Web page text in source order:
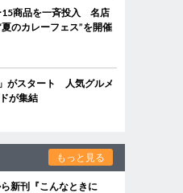
15商品を一斉投入 名店
のカレーフェス”を開催
がスタート 人気グルメ
が集結
もっと見る
新刊『こんなときに